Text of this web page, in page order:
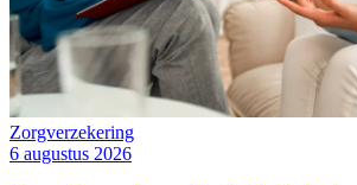
Zorgverzekering
6 augustus 2026